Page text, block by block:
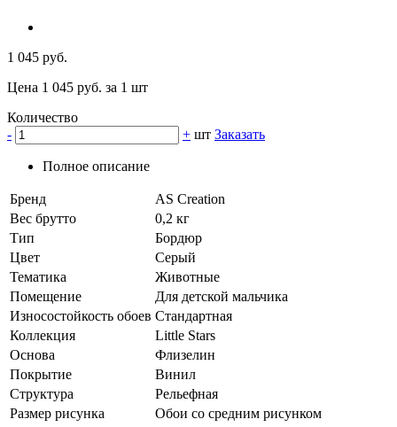
1 045 руб.
Цена 1 045 руб. за 1 шт
Количество
-
+ шт Заказать
Полное описание
Бренд
AS Creation
Вес брутто
0,2 кг
Тип
Бордюр
Цвет
Серый
Тематика
Животные
Помещение
Для детской мальчика
Износостойкость обоев Стандартная
Коллекция
Little Stars
Основа
Флизелин
Покрытие
Винил
Структура
Рельефная
Размер рисунка
Обои со средним рисунком